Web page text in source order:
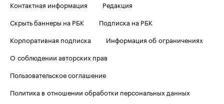
Контактная информация
Редакция
Скрыть баннеры на РБК
Подписка на РБК
Корпоративная подписка
Информация об ограничениях
О соблюдении авторских прав
Пользовательское соглашение
Политика в отношении обработки персональных данных